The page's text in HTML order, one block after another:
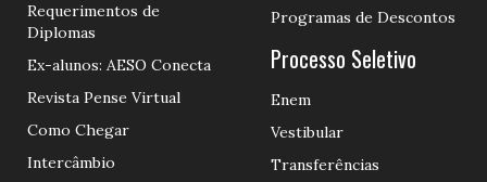
Requerimentos de
Diplomas
Ex-alunos: AESO Conecta
Revista Pense Virtual
Como Chegar
Intercâmbio
Programas de Descontos
Processo Seletivo
Enem
Vestibular
Transferências